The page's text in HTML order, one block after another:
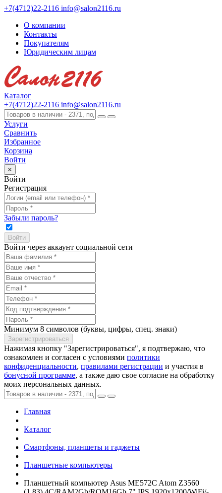
+7(4712)22-2116 info@salon2116.ru
О компании
Контакты
Покупателям
Юридическим лицам
Каталог
+7(4712)22-2116 info@salon2116.ru
Услуги
Сравнить
Избранное
Корзина
Войти
×
Войти
Регистрация
Забыли пароль?
Войти через аккаунт социальной сети
Минимум 8 символов (буквы, цифры, спец. знаки)
Нажимая кнопку "Зарегистрироваться", я подтвержаю, что
ознакомлен и согласен с условиями политики
конфиденциальности, правилами регистрации и участия в
бонусной программе, а также даю свое согласие на обработку
моих персональных данных.
Главная
Каталог
Смартфоны, планшеты и гаджеты
Планшетные компьютеры
Планшетный компьютер Asus ME572C Atom Z3560